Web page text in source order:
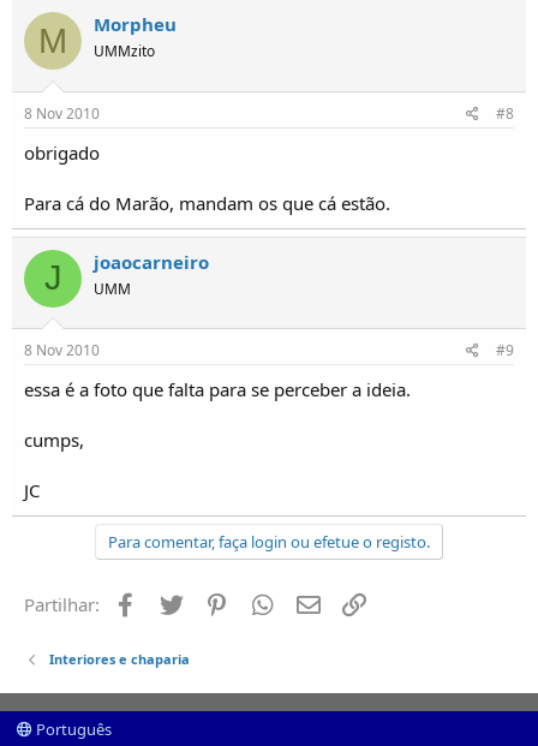
M Morpheu
UMMzito
8 Nov 2010 #8
obrigado
Para cá do Marão, mandam os que cá estão.
J joaocarneiro
UMM
8 Nov 2010 #9
essa é a foto que falta para se perceber a ideia.
cumps,
JC
Para comentar, faça login ou efetue o registo.
Partilhar: Facebook
Twitter PinterestWhatsapp
Email
Interiores e chaparia
Português